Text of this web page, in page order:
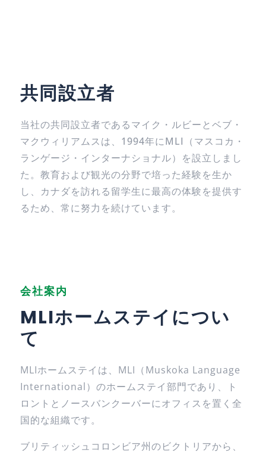
共同設立者
当社の共同設立者であるマイク・ルビーとベブ・
マクウィリアムスは、1994年にMLI（マスコカ・
ランゲージ・インターナショナル）を設立しまし
た。教育および観光の分野で培った経験を生か
し、カナダを訪れる留学生に最高の体験を提供す
るため、常に努力を続けています。
会社案内
MLIホームステイについ
て
MLIホームステイは、MLI（Muskoka Language
International）のホームステイ部門であり、ト
ロントとノースバンクーバーにオフィスを置く全
国的な組織です。
ブリティッシュコロンビア州のビクトリアから、